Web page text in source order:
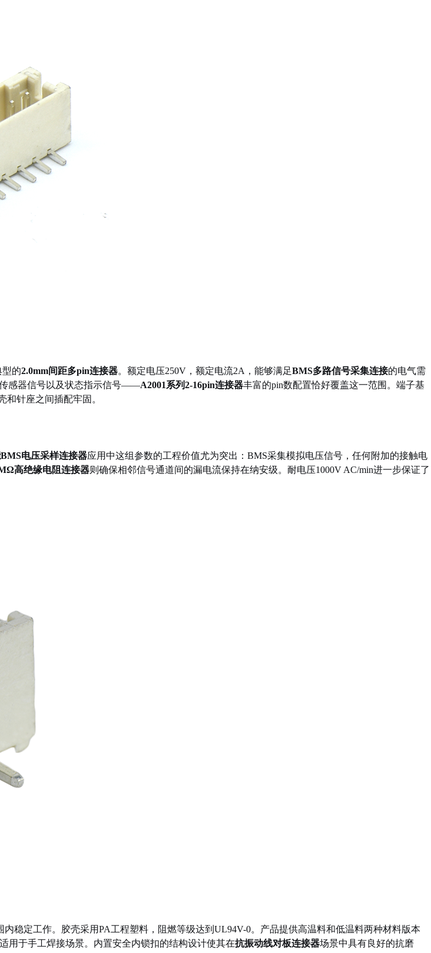
型的2.0mm间距多pin连接器。额定电压250V，额定电流2A，能够满足BMS多路信号采集连接的电气需
传感器信号以及状态指示信号——A2001系列2-16pin连接器丰富的pin数配置恰好覆盖这一范围。端子基
针座之间插配牢固。
电压采样连接器应用中这组参数的工程价值尤为突出：BMS采集模拟电压信号，任何附加的接触电
高绝缘电阻连接器则确保相邻信号通道间的漏电流保持在纳安级。耐电压1000V AC/min进一步保证了
内稳定工作。胶壳采用PA工程塑料，阻燃等级达到UL94V-0。产品提供高温料和低温料两种材料版本
用于手工焊接场景。内置安全内锁扣的结构设计使其在抗振动线对板连接器场景中具有良好的抗磨